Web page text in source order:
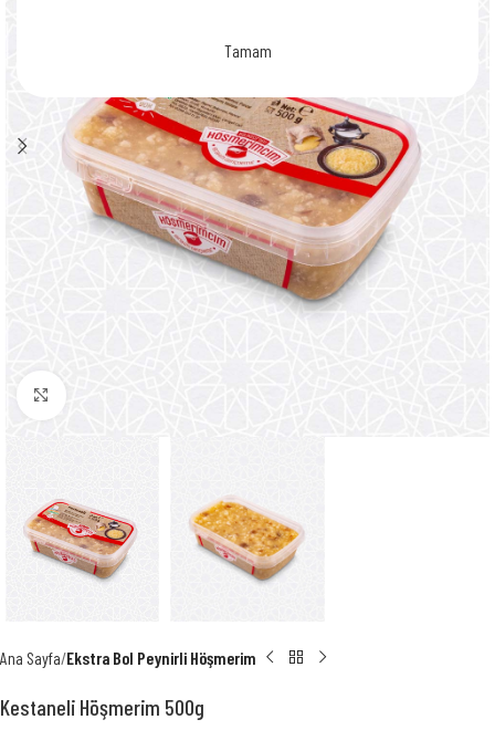
Tamam
Ana Sayfa Ekstra Bol Peynirli Höşmerim
Kestaneli Höşmerim 500g